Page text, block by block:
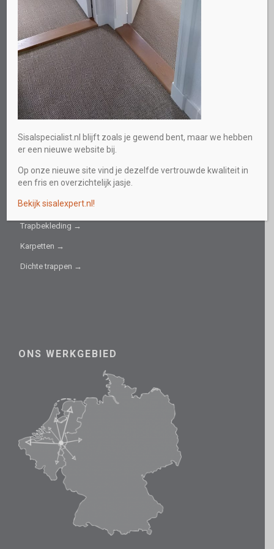
Spoordonkseweg 73
5688 KC Oirschot
Direct persoonlijk advies
0613219559
E-mail
info@sisalspecialist.nl
Sitemap
INFORMATIEF
Collectie →
Sisal fijn →
Sisal grof →
Trapbekleding →
Karpetten →
Dichte trappen →
ONS WERKGEBIED
Sisalspecialist.nl blijft zoals je gewend bent, maar we hebben
er een nieuwe website bij.
Op onze nieuwe site vind je dezelfde vertrouwde kwaliteit in
een fris en overzichtelijk jasje.
Bekijk sisalexpert.nl!